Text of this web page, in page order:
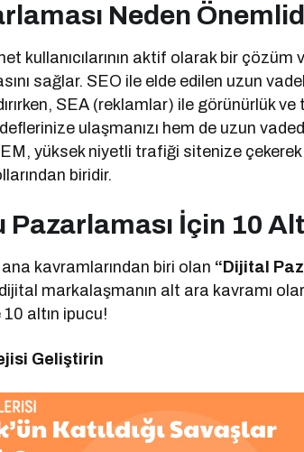
Neden
kullanıcılarının aktif olarak bir çözüm
sağlar. SEO ile elde edilen uzun
SEA (reklamlar) ile görünürlük
ulaşmanızı hem de uzun
yüksek niyetli trafiği sitenize çekerek
biridir.
İçin 10
kavramlarından biri olan “Dijital
markalaşmanın alt ara kavramı
altın ipucu!
Geliştirin